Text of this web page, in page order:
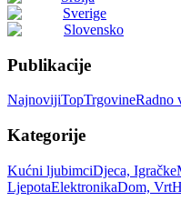
Sverige
Slovensko
Publikacije
NajnovijiTopTrgovineRadno
Kategorije
Kućni ljubimciDjeca, Igračke
LjepotaElektronikaDom, Vrt